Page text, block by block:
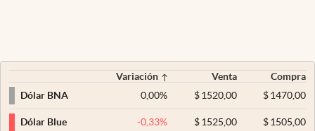
Variación Venta
Compra
Dólar BNA
0,00% $ 1520,00 $1470,00
Dólar Blue -0,33% $ 1525,00 $1505,00